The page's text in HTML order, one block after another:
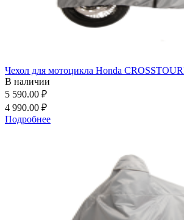
Чехол для мотоцикла Honda
В наличии
5 590.00 ₽
4 990.00 ₽
Подробнее